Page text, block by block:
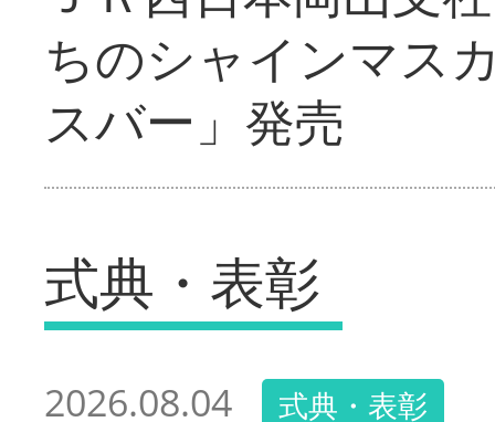
ちのシャインマス
スバー」発売
式典・表彰
2026.08.04 式典・表彰